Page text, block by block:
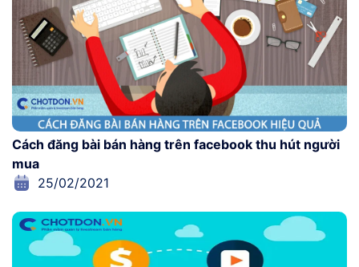
Cách đăng bài bán hàng trên facebook thu hút người
mua
25/02/2021